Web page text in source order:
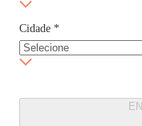
Cidade *